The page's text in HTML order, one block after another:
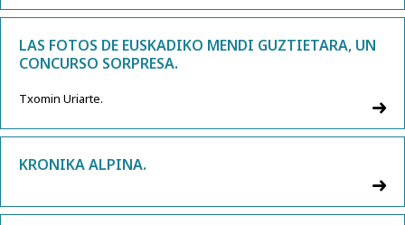
LAS FOTOS DE EUSKADIKO MENDI GUZTIETARA, UN
CONCURSO SORPRESA.
Txomin Uriarte.
KRONIKA ALPINA.